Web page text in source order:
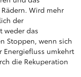
Wird mehr
der
weder das
Stoppen, wenn sich
Energiefluss umkehrt
die Rekuperation